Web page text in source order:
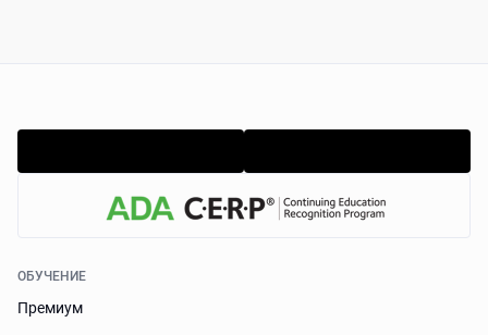
ОБУЧЕНИЕ
Премиум